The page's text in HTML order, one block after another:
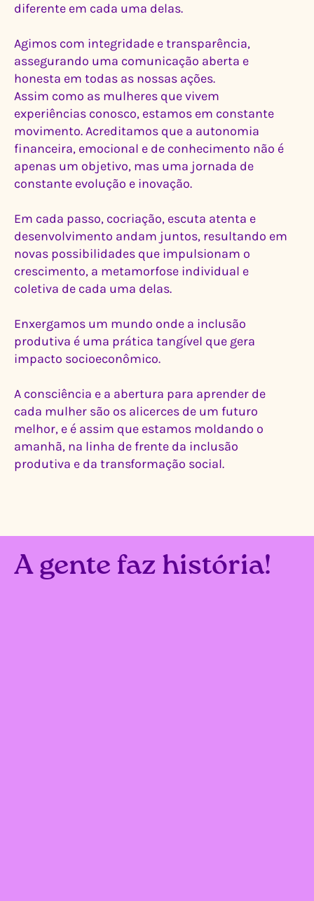
diferente em cada uma delas.
Agimos com integridade e transparência,
assegurando uma comunicação aberta e
honesta em todas as nossas ações.
Assim como as mulheres que vivem
experiências conosco, estamos em constante
movimento. Acreditamos que a autonomia
financeira, emocional e de conhecimento não é
apenas um objetivo, mas uma jornada de
constante evolução e inovação.
Em cada passo, cocriação, escuta atenta e
desenvolvimento andam juntos, resultando em
novas possibilidades que impulsionam o
crescimento, a metamorfose individual e
coletiva de cada uma delas.
Enxergamos um mundo onde a inclusão
produtiva é uma prática tangível que gera
impacto socioeconômico.
A consciência e a abertura para aprender de
cada mulher são os alicerces de um futuro
melhor, e é assim que estamos moldando o
amanhã, na linha de frente da inclusão
produtiva e da transformação social.
A gente faz história!